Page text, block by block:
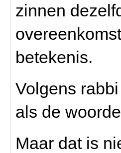
zinnen
betekenis.
Volgens
als de
Maar dat is